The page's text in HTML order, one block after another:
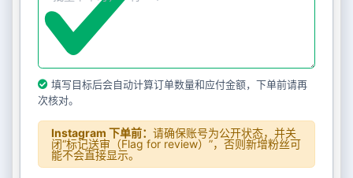
填写目标后会自动计算订单数量和应付金额，下单前请再
次核对。
Instagram 下单前： 请确保账号为公开状态，并关
闭“标记送审（Flag for review）”，否则新增粉丝可
能不会直接显示。